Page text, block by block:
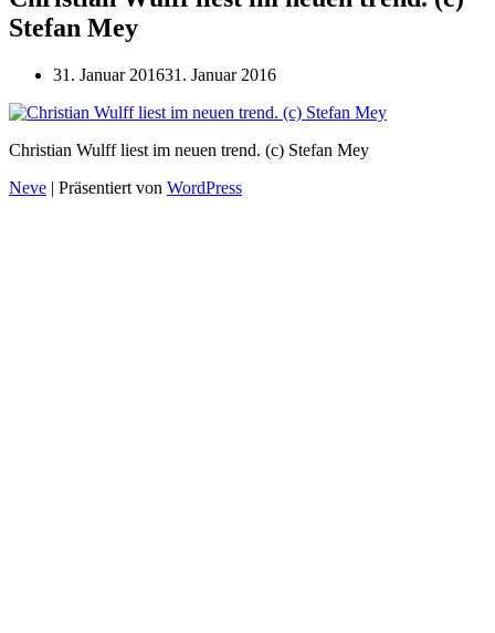
Stefan Mey
31. Januar 201631. Januar 2016
Christian Wulff liest im neuen trend. (c) Stefan Mey
Neve | Präsentiert von WordPress